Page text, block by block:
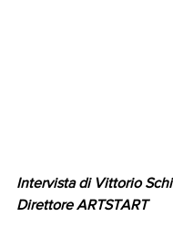
Intervista di Vittorio
Direttore ARTSTART